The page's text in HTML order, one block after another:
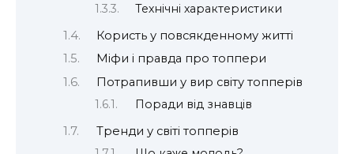
Технічні характеристики
Користь у повсякденному житті
Міфи і правда про топпери
Потрапивши у вир світу топперів
Поради від знавців
Тренди у світі топперів